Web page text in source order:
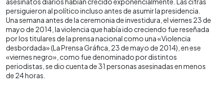
persiguieron al político incluso antes de asumir la presidencia.
Una semana antes de la ceremonia de investidura, el viernes 23 de
mayo de 2014, la violencia que había ido creciendo fue reseñada
por los titulares de la prensa nacional como una «Violencia
desbordada» (La Prensa Gráfica, 23 de mayo de 2014), en ese
«viernes negro», como fue denominado por distintos
periodistas, se dio cuenta de 31 personas asesinadas en menos
de 24 horas.